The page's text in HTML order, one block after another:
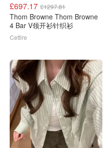
£697.17 £1297.81
Thom Browne Thom Browne
4 Bar V领开衫针织衫
Cettire